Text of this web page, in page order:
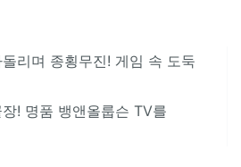
리며 종횡무진! 게임 속 도둑
! 명품 뱅앤올룹슨 TV를